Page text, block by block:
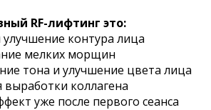
RF-лифтинг это:
контура лица
мелких морщин
тона и улучшение цвета лица
выработки коллагена
уже после первого сеанса